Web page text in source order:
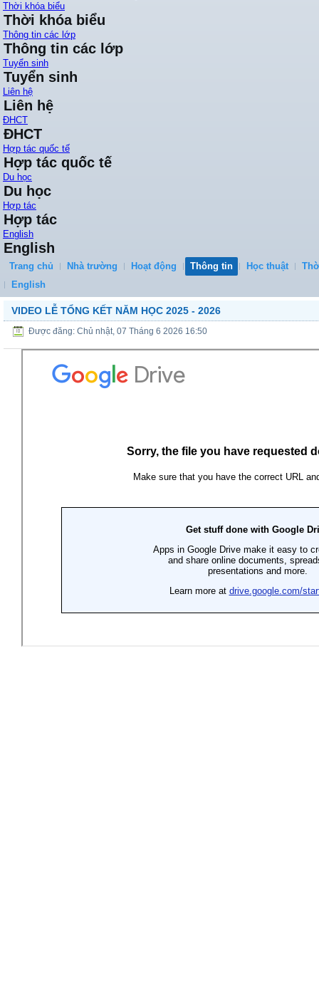
Thời khóa biểu
Thời khóa biểu
Thông tin các lớp
Thông tin các lớp
Tuyển sinh
Tuyển sinh
Liên hệ
Liên hệ
ĐHCT
ĐHCT
Hợp tác quốc tế
Hợp tác quốc tế
Du học
Du học
Hợp tác
Hợp tác
English
English
Trang chủ Nhà trường Hoạt động Thông tin Học thuật
English
VIDEO LỄ TỔNG KẾT NĂM HỌC 2025 - 2026
Được đăng: Chủ nhật, 07 Tháng 6 2026 16:50